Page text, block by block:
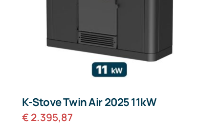
K-Stove Twin Air 2025 11kW
€ 2.395,87